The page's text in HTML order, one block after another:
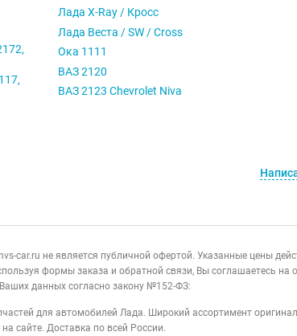
Лада X-Ray / Кросс
Лада Веста / SW / Cross
Ока 1111
ВАЗ 2120
ВАЗ 2123 Chevrolet Niva
car.ru не является публичной офертой. Указанные цены
формы заказа и обратной связи, Вы соглашаетесь на
данных согласно закону №152-ФЗ:
для автомобилей Лада. Широкий ассортимент
сайте. Доставка по всей России.